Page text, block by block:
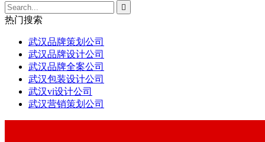

热门搜索
武汉品牌策划公司
武汉品牌设计公司
武汉品牌全案公司
武汉包装设计公司
武汉vi设计公司
武汉营销策划公司